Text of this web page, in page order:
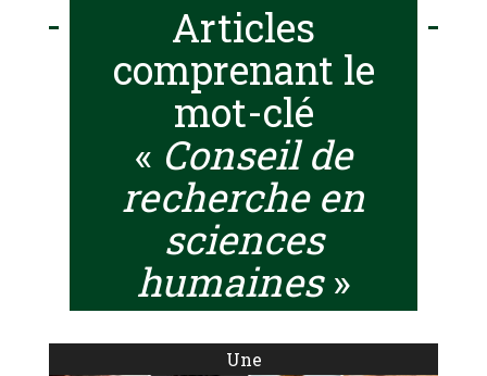
Articles
comprenant le
mot-clé
« Conseil de
recherche en
sciences
humaines»
Une